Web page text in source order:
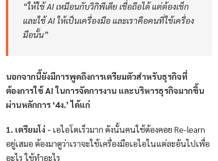
“ให้ใช้ AI เหมือนกับวิกิพีเดีย เชื่อถือได้ แต่ต้องเช็ก
และใช้ AI ให้เป็นเครื่องมือ และเราคือคนที่ใช้เครื่อง
มือนั้น”
นอกจากนี้ยังมีการพูดถึงการเตรียมตัวสำหรับธุรกิจที่
ต้องการใช้ AI ในการจัดการงาน และบริหารธุรกิจมากขึ้น
ผ่านหลักการ ‘4ง.’ ได้แก่
1. เตรียมโง่ - เอไอโตเร็วมาก ดังนั้นคนใช้ต้องคอย Re-learn
อยู่เสมอ ต้องมาดูว่าเราจะใช้เครื่องมือเอไอในแต่ละอันไปเพื่อ
อะไร ใช้ทำอะไร